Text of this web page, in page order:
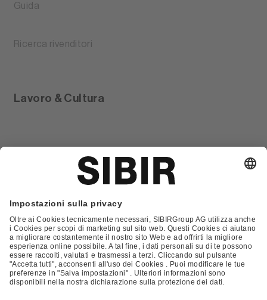
Guida
Ricerca rivenditori
Lavoro & Cultura
Contatto
FAQ
Condizioni Generali di Contratto